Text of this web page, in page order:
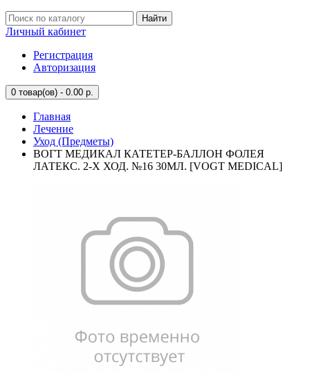
Найти
Личный кабинет
Регистрация
Авторизация
0 товар(ов) - 0.00 р.
Главная
Лечение
Уход (Предметы)
ВОГТ МЕДИКАЛ КАТЕТЕР-БАЛЛОН ФОЛЕЯ
ЛАТЕКС. 2-Х ХОД. №16 30МЛ. [VOGT MEDICAL]